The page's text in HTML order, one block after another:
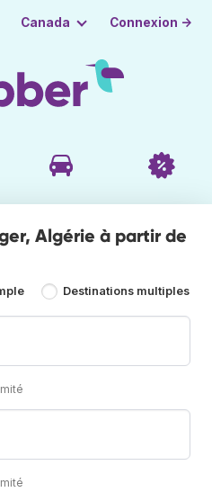
Canada Connexion →
Algérie à partir de
Destinations multiples